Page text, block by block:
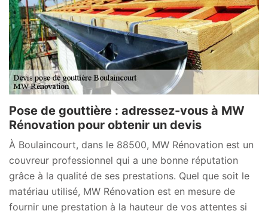
Pose de gouttière : adressez-vous à MW
Rénovation pour obtenir un devis
À Boulaincourt, dans le 88500, MW Rénovation est un
couvreur professionnel qui a une bonne réputation
grâce à la qualité de ses prestations. Quel que soit le
matériau utilisé, MW Rénovation est en mesure de
fournir une prestation à la hauteur de vos attentes si